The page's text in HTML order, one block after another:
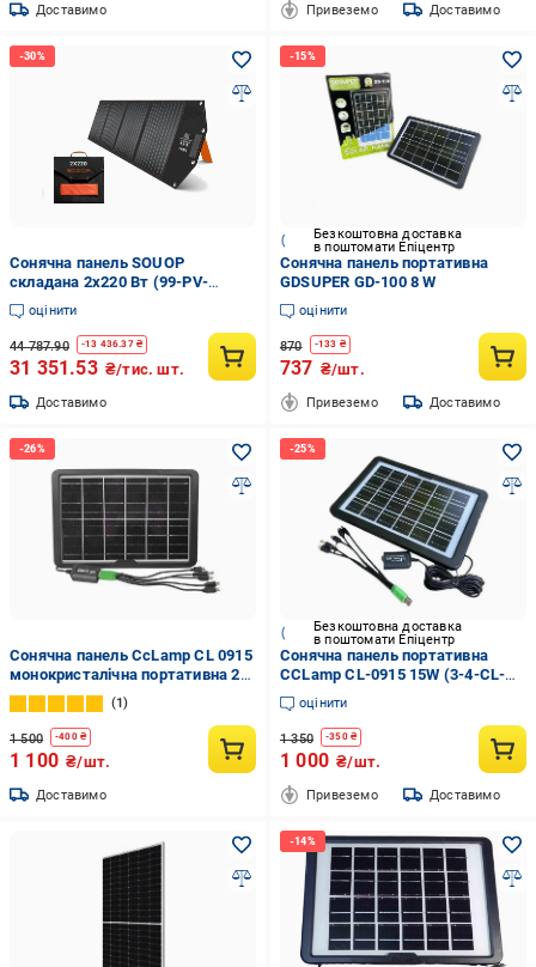
Доставимо Привеземо Доставимо
Сонячна панель SOUOP
складана 2х220 Вт (99-PV-
220*2)
оцінити
44 787.90 -13 436.37₴
31 351.53 ₴/тис. шт.
Доставимо
Безкоштовна доставка
в поштомати Епіцентр
Сонячна панель портативна
GDSUPER GD-100 8 W
оцінити
870 -133 ₴
737 ₴/шт.
Привеземо Доставимо
Сонячна панель CcLamp CL 0915
монокристалічна портативна 2
USB рознімання 15Вт (12754428)
1
1 500 -400₴
1 100 ₴/шт.
Доставимо
Безкоштовна доставка
в поштомати Епіцентр
Сонячна панель портативна
CCLamp CL-0915 15W (3-4-CL-
0915)
оцінити
1 350 -350₴
1 000 ₴/шт.
Привеземо Доставимо